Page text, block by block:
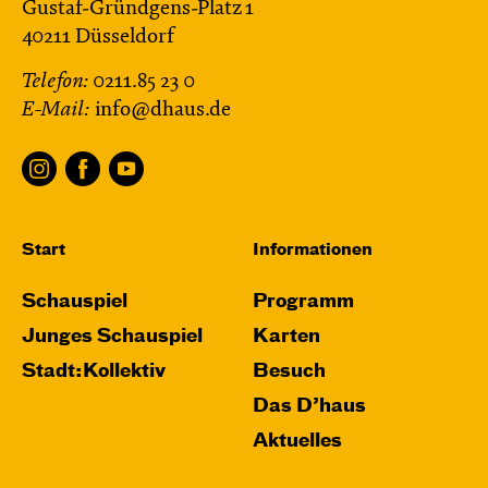
Gustaf-Gründgens-Platz 1
40211 Düsseldorf
Telefon: 0211.85 23 0
E-Mail: info@dhaus.de
Start
Schauspiel
Junges Schauspiel
Stadt:Kollektiv
Informationen
Programm
Karten
Besuch
Das D’haus
Aktuelles